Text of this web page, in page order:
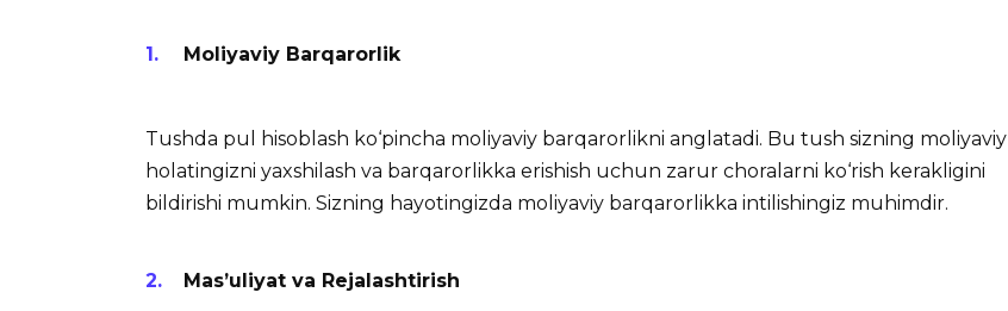
Moliyaviy Barqarorlik
Tushda pul hisoblash ko‘pincha moliyaviy barqarorlikni anglatadi. Bu tush sizning moliyaviy
holatingizni yaxshilash va barqarorlikka erishish uchun zarur choralarni ko‘rish kerakligini
bildirishi mumkin. Sizning hayotingizda moliyaviy barqarorlikka intilishingiz muhimdir.
Mas’uliyat va Rejalashtirish